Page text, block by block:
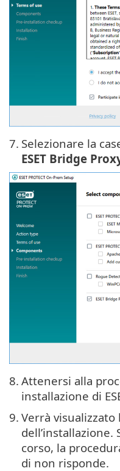
7. Selezionare la
ESET Bridge
8. Attenersi alla
installazione di
9. Verrà visualizzato
dell’installazione.
corso, la
di non risponde.